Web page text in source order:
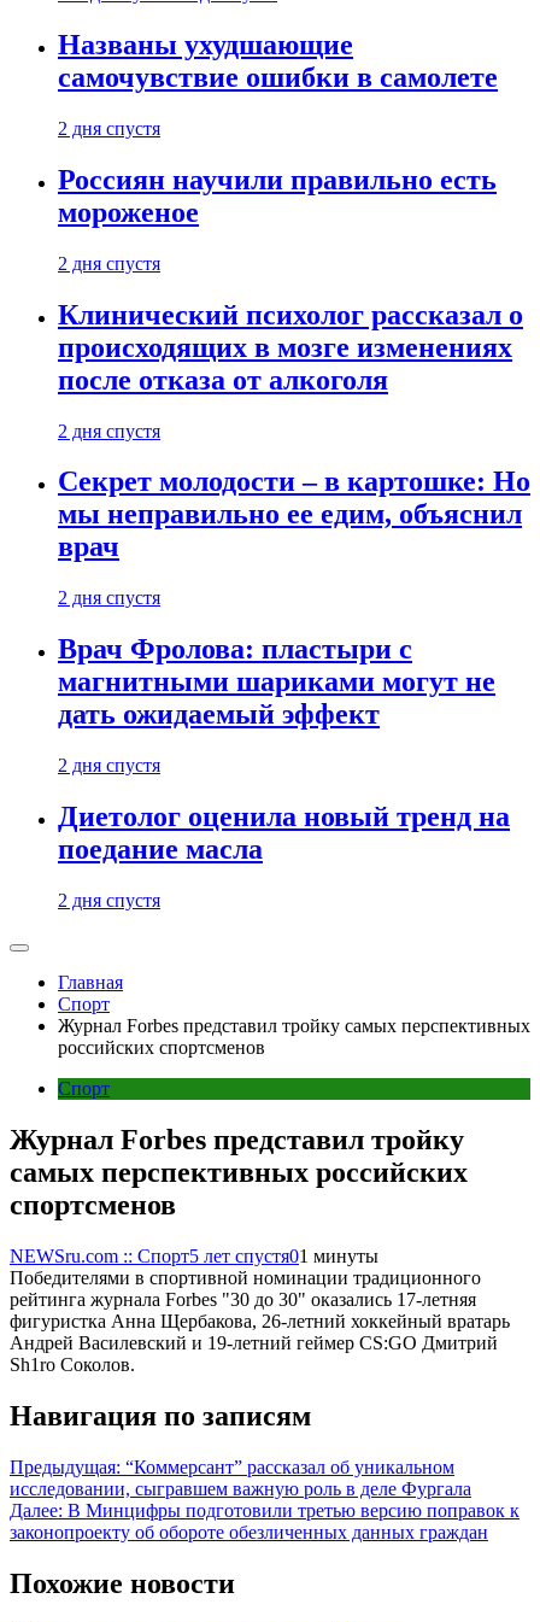
Названы ухудшающие
самочувствие ошибки в самолете
2 дня спустя
Россиян научили правильно есть
мороженое
2 дня спустя
Клинический психолог рассказал о
происходящих в мозге изменениях
после отказа от алкоголя
2 дня спустя
Секрет молодости – в картошке: Но
мы неправильно ее едим, объяснил
врач
2 дня спустя
Врач Фролова: пластыри с
магнитными шариками могут не
дать ожидаемый эффект
2 дня спустя
Диетолог оценила новый тренд на
поедание масла
2 дня спустя
Главная
Спорт
Журнал Forbes представил тройку самых перспективных
российских спортсменов
Спорт
Журнал Forbes представил тройку
самых перспективных российских
спортсменов
NEWSru.com :: Спорт5 лет спустя01 минуты
Победителями в спортивной номинации традиционного
рейтинга журнала Forbes "30 до 30" оказались 17-летняя
фигуристка Анна Щербакова, 26-летний хоккейный вратарь
Андрей Василевский и 19-летний геймер CS:GO Дмитрий
Sh1ro Соколов.
Навигация по записям
Предыдущая: “Коммерсант” рассказал об уникальном
исследовании, сыгравшем важную роль в деле Фургала
Далее: В Минцифры подготовили третью версию поправок к
законопроекту об обороте обезличенных данных граждан
Похожие новости